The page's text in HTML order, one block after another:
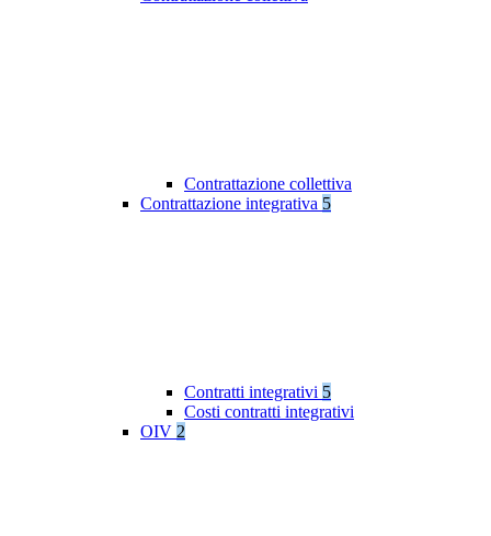
Contrattazione collettiva
Contrattazione integrativa 5
Contratti integrativi 5
Costi contratti integrativi
OIV 2